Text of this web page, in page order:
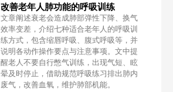
改善老年人肺功能的呼吸训练
文章阐述衰老会造成肺部弹性下降、换气
效率变差，介绍七种适合老年人的呼吸训
练方式，包含缩唇呼吸、腹式呼吸等，并
说明各动作操作要点与注意事项。文中提
醒老人不要自行憋气训练，出现气短、眩
晕及时停止，借助规范呼吸练习排出肺内
废气，改善血氧，维护肺部机能。